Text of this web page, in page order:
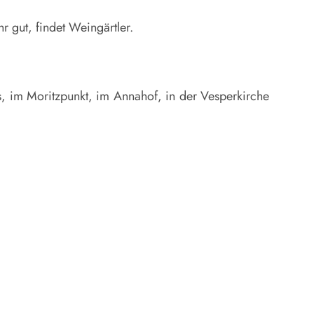
gut, findet Weingärtler.
im Moritzpunkt, im Annahof, in der Vesperkirche